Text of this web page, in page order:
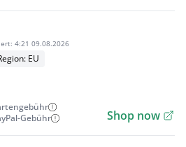
4:21 09.08.2026
EU
Gebühr
Shop now